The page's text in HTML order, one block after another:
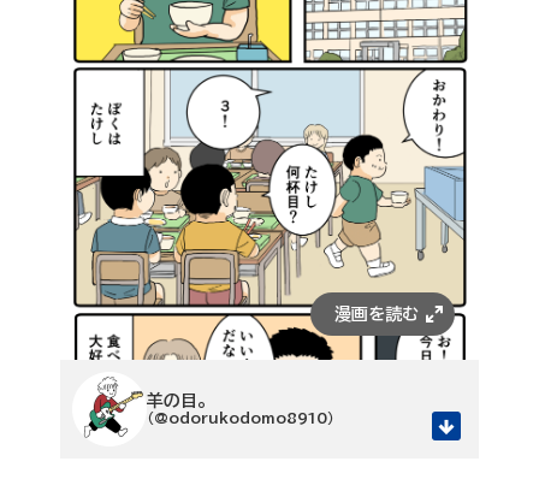
羊の目。
（@odorukodomo8910）